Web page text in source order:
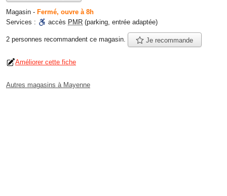
Magasin - Fermé, ouvre à 8h
Services :
accès PMR (parking, entrée adaptée)
2 personnes recommandent ce magasin. Je recommande
Améliorer cette fiche
Autres magasins à Mayenne